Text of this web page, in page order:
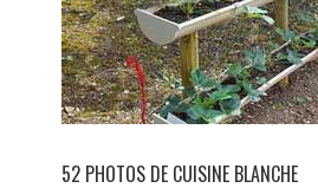
52 PHOTOS DE CUISINE BLANCHE